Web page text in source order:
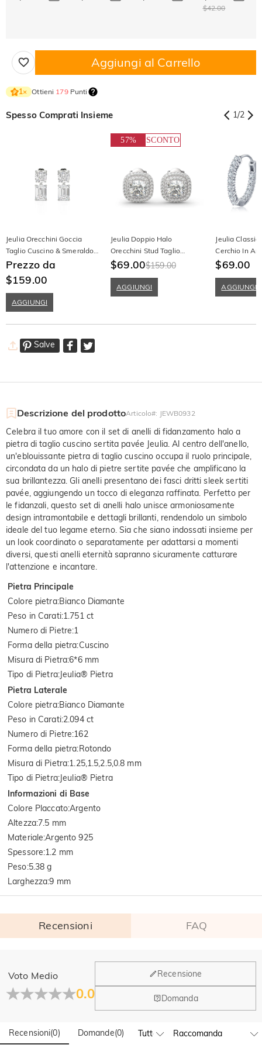
$42.00
Aggiungi al Carrello
1× Ottieni 179Punti
Spesso Comprati Insieme 1/2
Jeulia Orecchini Goccia
Taglio Cuscino & Smeraldo
per Donna Argento Sterling
Prezzo da
$159.00
AGGIUNGI
57% SCONTO
Jeulia Doppio Halo
Orecchini Stud Taglio
Cuscino In Argento Sterling
$69.00$159.00
AGGIUNGI
Jeulia
Cerchio In
$69.00
AGGIUNGI
Salve
Descrizione del prodottoArticolo#: JEWB0932
Celebra il tuo amore con il set di anelli di fidanzamento halo a
pietra di taglio cuscino sertita pavée Jeulia. Al centro dell'anello,
un'eblouissante pietra di taglio cuscino occupa il ruolo principale,
circondata da un halo di pietre sertite pavée che amplificano la
sua brillantezza. Gli anelli presentano dei fasci dritti sleek sertiti
pavée, aggiungendo un tocco di eleganza raffinata. Perfetto per
le fidanzali, questo set di anelli halo unisce armoniosamente
design intramontabile e dettagli brillanti, rendendolo un simbolo
ideale del tuo legame eterno. Sia che siano indossati insieme per
un look coordinato o separatamente per adattarsi a momenti
diversi, questi anelli eternità sapranno sicuramente catturare
l'attenzione e incantare.
Pietra Principale
Colore pietra:Bianco Diamante
Peso in Carati:1.751 ct
Numero di Pietre:1
Forma della pietra:Cuscino
Misura di Pietra:6*6 mm
Tipo di Pietra:Jeulia® Pietra
Pietra Laterale
Colore pietra:Bianco Diamante
Peso in Carati:2.094 ct
Numero di Pietre:162
Forma della pietra:Rotondo
Misura di Pietra:1.25,1.5,2.5,0.8 mm
Tipo di Pietra:Jeulia® Pietra
Informazioni di Base
Colore Placcato:Argento
Altezza:7.5 mm
Materiale:Argento 925
Spessore:1.2 mm
Peso:5.38 g
Larghezza:9 mm
Recensioni FAQ
Voto Medio
0.0
Recensione
Domanda
Recensioni(0) Domande(0)
Generale
Dove si trova la tua azienda?
La sede principale è a Los Angeles, in California, mentre il
Kong.
Sì! Attualmente abbiamo un flagship store in Spagna e un